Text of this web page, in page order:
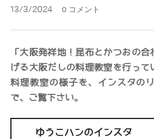
13/3/2024 0 コメント
「大阪発祥地！昆布とかつおの
げる大阪だしの料理教室を行って
料理教室の様子を、インスタの
で、ご覧下さい。
ゆうこハンのインスタ